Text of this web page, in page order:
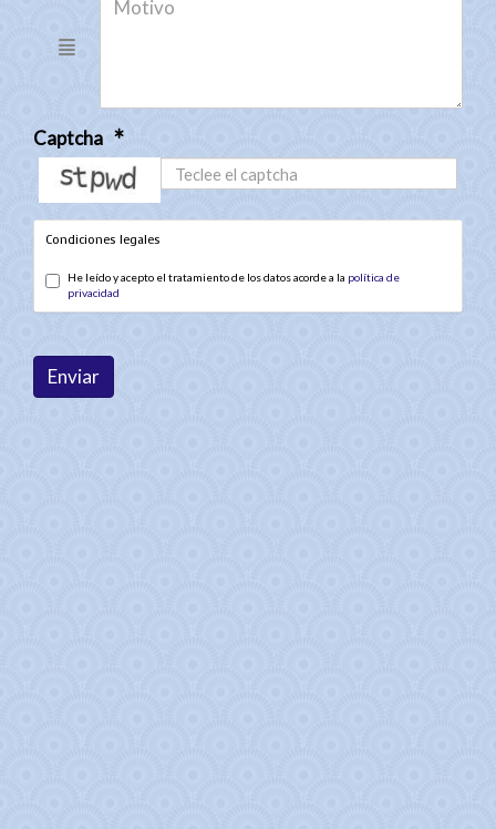
Captcha
captcha
Condiciones legales
He leído y acepto el tratamiento de los datos acorde a la política de
privacidad
Enviar